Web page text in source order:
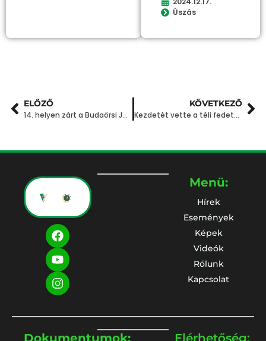
Úszás
ELŐZŐ
14. helyen zárt a Budaörsi Judo Klub 2025-ben
KÖVETKEZŐ
Kezdetét vette a téli fedett pályás versenyszezon a budaörsi atléták számára.
Menü:
Hírek
Események
Képek
Videók
Rólunk
Kapcsolat
Dokumentumok: Elérhetőség: